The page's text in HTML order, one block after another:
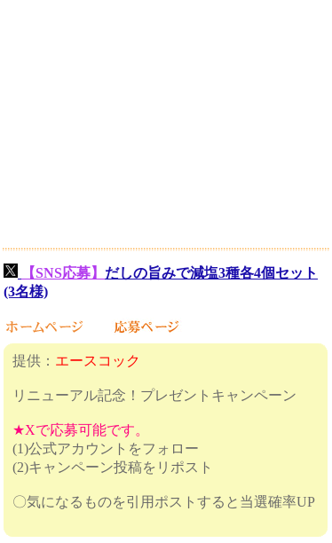
【SNS応募】 だしの旨みで減塩3種各4個セット
(3名様)
提供： エースコック
リニューアル記念！プレゼントキャンペーン
★Xで応募可能です。
(1)公式アカウントをフォロー
(2)キャンペーン投稿をリポスト
〇気になるものを引用ポストすると当選確率UP